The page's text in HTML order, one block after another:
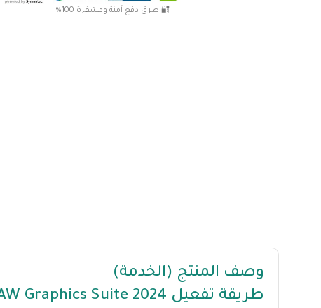
🔐 طرق دفع آمنة ومشفرة 100%
وصف المنتج (الخدمة)
طريقة تفعيل CorelDRAW Graphics Suite 2024 للماك